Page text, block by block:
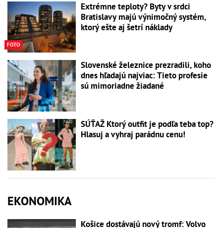
FOTO
Extrémne teploty? Byty v srdci
Bratislavy majú výnimočný systém,
ktorý ešte aj šetrí náklady
Slovenské železnice prezradili, koho
dnes hľadajú najviac: Tieto profesie
sú mimoriadne žiadané
SÚŤAŽ Ktorý outfit je podľa teba top?
Hlasuj a vyhraj parádnu cenu!
EKONOMIKA
Košice dostávajú nový tromf: Volvo